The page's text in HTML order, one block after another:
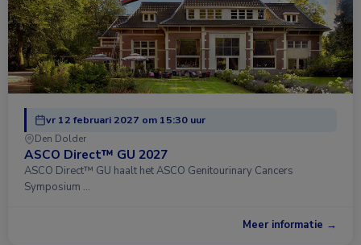
vr 12 februari 2027 om 15:30 uur
Den Dolder
ASCO Direct™ GU 2027
ASCO Direct™ GU haalt het ASCO Genitourinary Cancers
Symposium …
Meer informatie →